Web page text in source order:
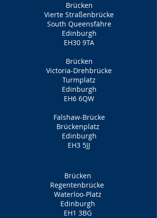
Brücken
Vierte Straßenbrücke
South Queensfähre
Edinburgh
EH30 9TA
Brücken
Victoria-Drehbrücke
Turmplatz
Edinburgh
EH6 6QW
Falshaw-Brücke
Brückenplatz
Edinburgh
EH3 5JJ
Brücken
Regentenbrücke
Waterloo-Platz
Edinburgh
EH1 3BG